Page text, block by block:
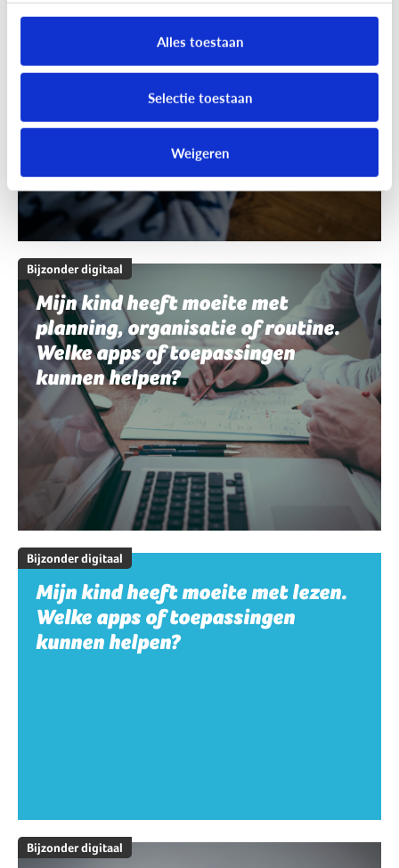
Alles toestaan
Selectie toestaan
Weigeren
Mijn kind heeft moeite met
schrijven en spelling. Welke apps
of toepassingen kunnen helpen?
Bijzonder digitaal
Mijn kind heeft moeite met
planning, organisatie of routine.
Welke apps of toepassingen
kunnen helpen?
Bijzonder digitaal
Mijn kind heeft moeite met lezen.
Welke apps of toepassingen
kunnen helpen?
Bijzonder digitaal